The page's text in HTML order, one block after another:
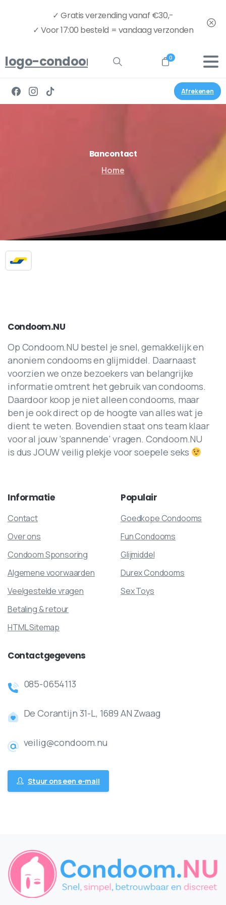
✓ Gratis verzending vanaf €30,-
✓ Voor 17:00 besteld = vandaag verzonden
logo-condoom.nu-full 0
Afrekenen
Bancontact
Home
Condoom.NU
Op Condoom.NU bestel je snel, gemakkelijk en
anoniem condooms en glijmiddel. Daarnaast
voorzien we onze bezoekers van belangrijke
informatie omtrent het gebruik van condooms.
Daardoor koop je niet alleen condooms, maar
ben je ook direct op de hoogte van alles wat je
dient te weten. Bovendien staat ons team klaar
voor al jouw ‘spannende’ vragen. Condoom.NU
is dus JOUW veilig plekje voor soepele seks
Informatie
Contact
Over ons
Condoom Sponsoring
Algemene voorwaarden
Veelgestelde vragen
Betaling & retour
HTML Sitemap
Populair
Goedkope Condooms
Fun Condooms
Glijmiddel
Durex Condooms
Sex Toys
Contactgegevens
085-0654113
De Corantijn 31-L, 1689 AN Zwaag
veilig@condoom.nu
Stuur ons een e-mail